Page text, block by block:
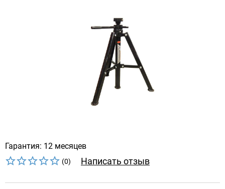
Гарантия: 12 месяцев
(0) Написать отзыв